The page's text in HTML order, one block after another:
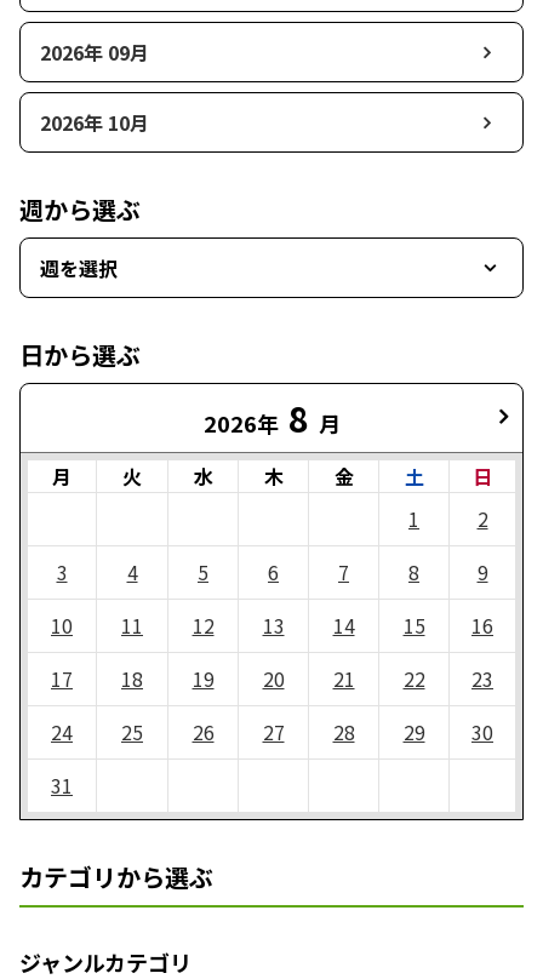
2026年 09月
2026年 10月
週から選ぶ
週を選択
日から選ぶ
2026年 8 月
月 火 水 木 金 土
日
1
2
3
4 5 6 7 8
9
10
11 12 13 14 15
16
17
18 19 20 21 22
23
24
25 26 27 28 29
30
31
カテゴリから選ぶ
ジャンルカテゴリ